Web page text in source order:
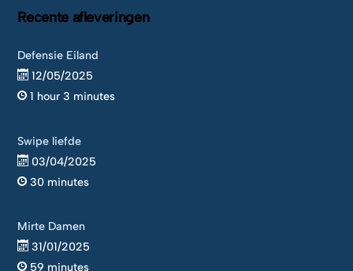
Recente afleveringen
Defensie Eiland
12/05/2025
1 hour 3 minutes
Swipe liefde
03/04/2025
30 minutes
Mirte Damen
31/01/2025
59 minutes